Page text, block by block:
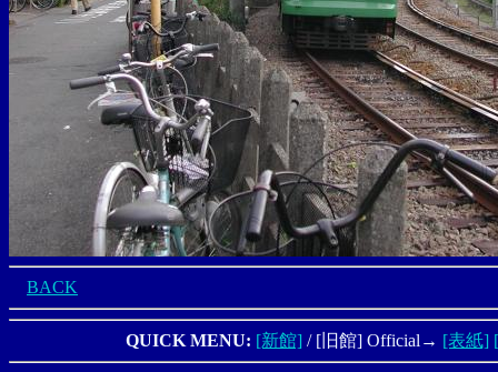
BACK
QUICK MENU: [新館] / [旧館] Official→ [表紙]